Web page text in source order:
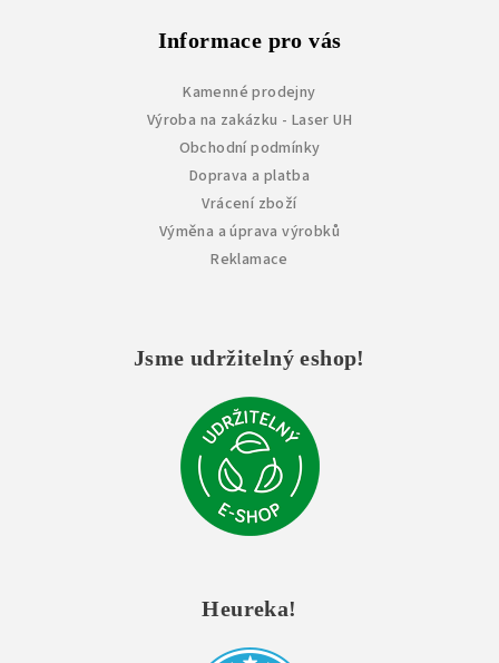
Informace pro vás
Kamenné prodejny
Výroba na zakázku - Laser UH
Obchodní podmínky
Doprava a platba
Vrácení zboží
Výměna a úprava výrobků
Reklamace
Jsme udržitelný eshop!
Heureka!